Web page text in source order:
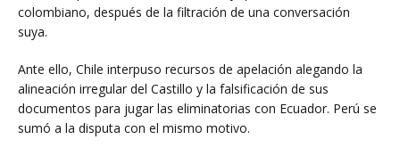
colombiano, después de la filtración de una conversación
suya.
Ante ello, Chile interpuso recursos de apelación alegando la
alineación irregular del Castillo y la falsificación de sus
documentos para jugar las eliminatorias con Ecuador. Perú se
sumó a la disputa con el mismo motivo.